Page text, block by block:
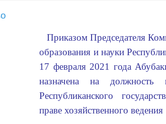
Приказом Председателя
образования и науки
17 февраля 2021 года
назначена на должность
Республиканского
праве хозяйственного